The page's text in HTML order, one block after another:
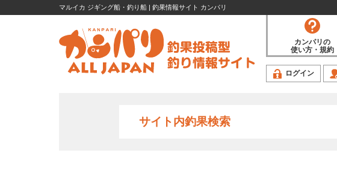
マルイカ ジギング船・釣り船 | 釣果情報サイト カンパリ
カンパリの
使い方・規約
ログイン
サイト内釣果検索